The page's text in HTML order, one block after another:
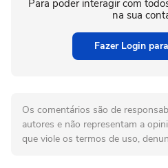
Para poder interagir com
na sua
Fazer Login
Os comentários são de
autores e não representam a
que viole os termos de uso,